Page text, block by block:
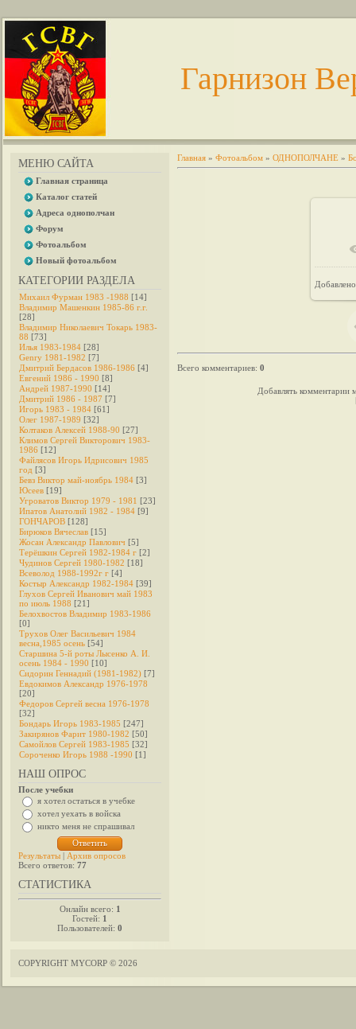
Гарнизон
МЕНЮ САЙТА
Главная страница
Каталог статей
Адреса однополчан
Форум
Фотоальбом
Новый фотоальбом
КАТЕГОРИИ РАЗДЕЛА
Михаил Фурман 1983 -1988 [14]
Владимир Машенкин 1985-86 г.г.
[28]
Владимир Николаевич Токарь 1983-
88 [73]
Илья 1983-1984 [28]
Genry 1981-1982 [7]
Дмитрий Бердасов 1986-1986 [4]
Евгений 1986 - 1990 [8]
Андрей 1987-1990 [14]
Дмитрий 1986 - 1987 [7]
Игорь 1983 - 1984 [61]
Олег 1987-1989 [32]
Колтаков Алексей 1988-90 [27]
Климов Сергей Викторович 1983-
1986 [12]
Файлясов Игорь Идрисович 1985
год [3]
Бевз Виктор май-ноябрь 1984 [3]
Юсеев [19]
Угроватов Виктор 1979 - 1981 [23]
Ипатов Анатолий 1982 - 1984 [9]
ГОНЧАРОВ [128]
Бирюков Вячеслав [15]
Жосан Александр Павлович [5]
Терёшкин Сергей 1982-1984 г [2]
Чудинов Сергей 1980-1982 [18]
Всеволод 1988-1992г г [4]
Костыр Александр 1982-1984 [39]
Глухов Сергей Иванович май 1983
по июль 1988 [21]
Белохвостов Владимир 1983-1986
[0]
Трухов Олег Васильевич 1984
весна,1985 осень [54]
Старшина 5-й роты Лысенко А. И.
осень 1984 - 1990 [10]
Сидорин Геннадий (1981-1982) [7]
Евдокимов Александр 1976-1978
[20]
Федоров Cергей весна 1976-1978
[32]
Бондарь Игорь 1983-1985 [247]
Закирянов Фарит 1980-1982 [50]
Самойлов Сергей 1983-1985 [32]
Сороченко Игорь 1988 -1990 [1]
НАШ ОПРОС
После учебки
я хотел остаться в учебке
хотел уехать в войска
никто меня не спрашивал
Результаты | Архив опросов
Всего ответов: 77
СТАТИСТИКА
Онлайн всего: 1
Гостей: 1
Пользователей: 0
Главная » Фотоальбом » ОДНОПОЛЧАНЕ »
Добавлено
Всего комментариев: 0
Добавлять комментарии
COPYRIGHT MYCORP © 2026